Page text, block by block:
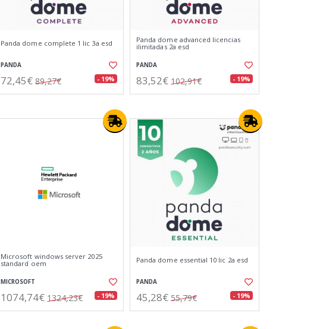
Panda dome complete 1 lic 3a esd
PANDA
72,45€ 89,27€ - 19%
Panda dome advanced licencias
ilimitadas 2a esd
PANDA
83,52€ 102,91€ - 19%
Microsoft windows server 2025
standard oem
MICROSOFT
1074,74€ 1324,23€ - 19%
Panda dome essential 10 lic 2a esd
PANDA
45,28€ 55,79€ - 19%